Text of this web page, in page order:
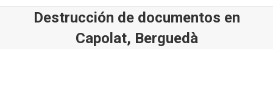
Destrucción de documentos en
Capolat, Berguedà